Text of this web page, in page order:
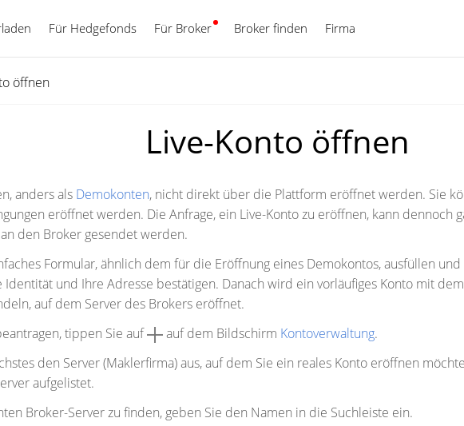
Für Hedgefonds Für Broker Broker finden Firma
Deutsch
öffnen
Live-Konto öffnen
anders als Demokonten, nicht direkt über die Plattform eröffnet werden. Sie
eröffnet werden. Die Anfrage, ein Live-Konto zu eröffnen, kann dennoch
den Broker gesendet werden.
Formular, ähnlich dem für die Eröffnung eines Demokontos, ausfüllen
Identität und Ihre Adresse bestätigen. Danach wird ein vorläufiges Konto mit
auf dem Server des Brokers eröffnet.
tippen Sie auf
auf dem Bildschirm Kontoverwaltung.
den Server (Maklerfirma) aus, auf dem Sie ein reales Konto eröffnen
aufgelistet.
Broker-Server zu finden, geben Sie den Namen in die Suchleiste ein.